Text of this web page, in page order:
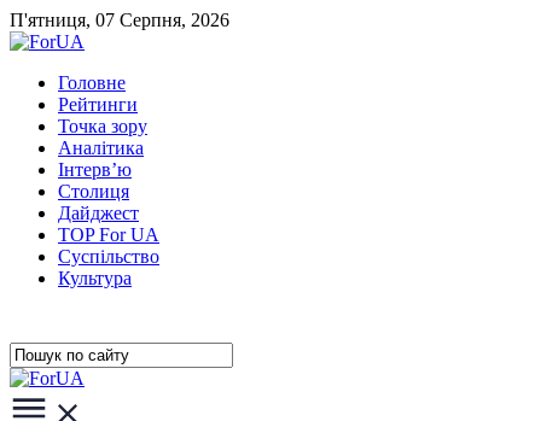
П'ятниця, 07 Серпня, 2026
Головне
Рейтинги
Точка зору
Аналітика
Інтерв’ю
Столиця
Дайджест
TOP For UA
Суспiльство
Культура